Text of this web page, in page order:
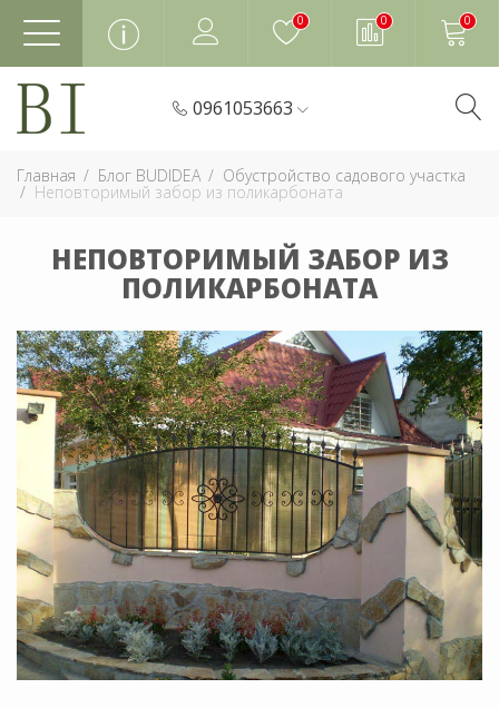
0 0 0
0961053663
Главная Блог BUDIDEA Обустройство садового участка
Неповторимый забор из поликарбоната
НЕПОВТОРИМЫЙ ЗАБОР ИЗ
ПОЛИКАРБОНАТА